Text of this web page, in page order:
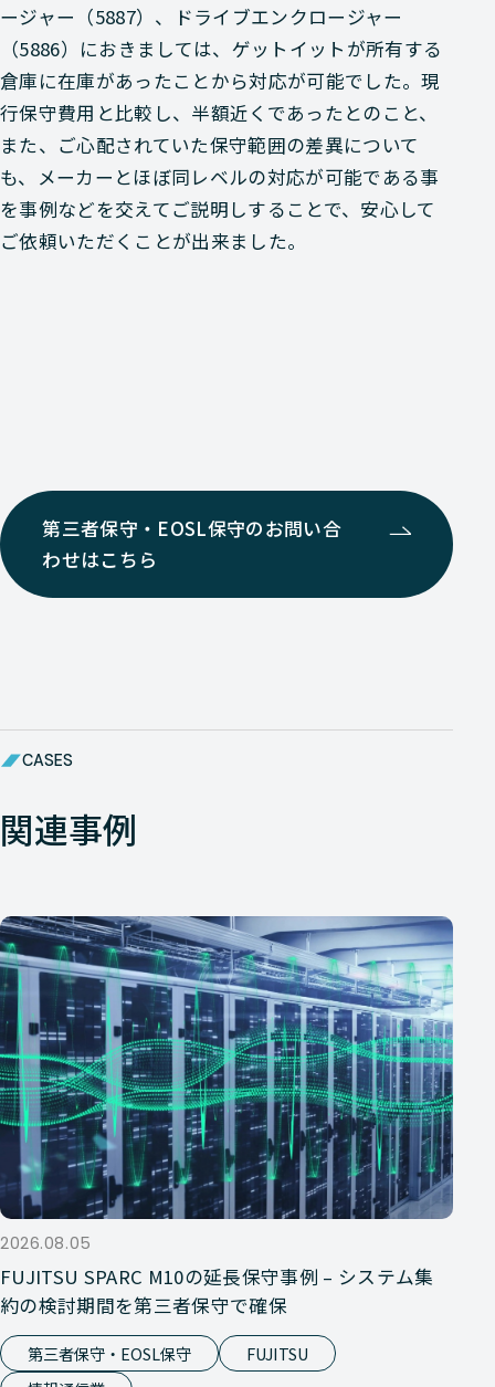
ージャー（5887）、ドライブエンクロージャー
（5886）におきましては、ゲットイットが所有する
倉庫に在庫があったことから対応が可能でした。現
行保守費用と比較し、半額近くであったとのこと、
また、ご心配されていた保守範囲の差異について
も、メーカーとほぼ同レベルの対応が可能である事
を事例などを交えてご説明しすることで、安心して
ご依頼いただくことが出来ました。
第三者保守・EOSL保守のお問い合
わせはこちら
CASES
関連事例
2026.08.05
FUJITSU SPARC M10の延長保守事例 – システム集
約の検討期間を第三者保守で確保
第三者保守・EOSL保守
FUJITSU